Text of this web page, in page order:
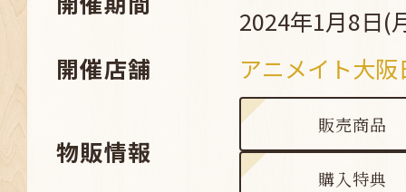
2024年1月8日(
開催店舗
アニメイト大阪
物販情報
販売商品
購入特典